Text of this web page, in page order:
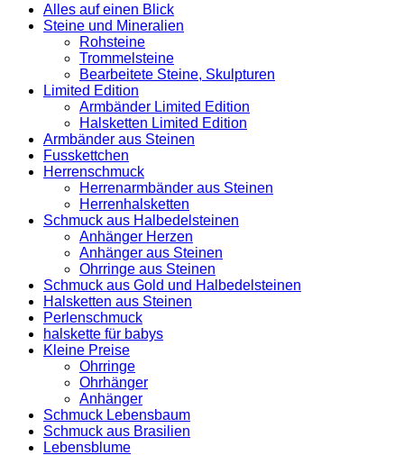
Alles auf einen Blick
Steine und Mineralien
Rohsteine
Trommelsteine
Bearbeitete Steine, Skulpturen
Limited Edition
Armbänder Limited Edition
Halsketten Limited Edition
Armbänder aus Steinen
Fusskettchen
Herrenschmuck
Herrenarmbänder aus Steinen
Herrenhalsketten
Schmuck aus Halbedelsteinen
Anhänger Herzen
Anhänger aus Steinen
Ohrringe aus Steinen
Schmuck aus Gold und Halbedelsteinen
Halsketten aus Steinen
Perlenschmuck
halskette für babys
Kleine Preise
Ohrringe
Ohrhänger
Anhänger
Schmuck Lebensbaum
Schmuck aus Brasilien
Lebensblume